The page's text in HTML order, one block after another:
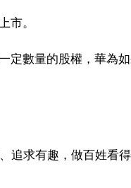
市。
定數量的股權，華為
追求有趣，做百姓看